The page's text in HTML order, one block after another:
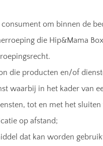
om binnen de
die Hip&Mama
die producten en/of
waarbij in het kader van
tot en met het
op afstand;
dat kan worden